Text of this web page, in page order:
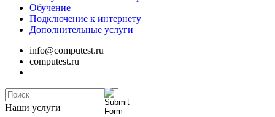
Обучение
Подключение к интернету
Дополнительные услуги
info@computest.ru
computest.ru
Наши услуги